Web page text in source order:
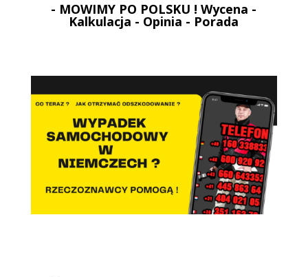
- MOWIMY PO POLSKU ! Wycena -
Kalkulacja - Opinia - Porada